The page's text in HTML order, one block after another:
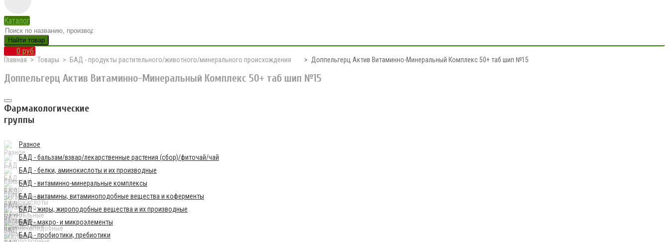
Каталог
Найти товар
0 руб.
Главная Товары БАД - продукты растительного/животного/минерального происхождения Доппельгерц Актив Витаминно-Минеральный Комплекс 50+ таб шип №15
Доппельгерц Актив Витаминно-Минеральный Комплекс 50+ таб шип №15
Фармакологические
группы
Разное
БАД - бальзам/взвар/лекарственные растения (сбор)/фиточай/чай
БАД - белки, аминокислоты и их производные
БАД - витаминно-минеральные комплексы
БАД - витамины, витаминоподобные вещества и коферменты
БАД - жиры, жироподобные вещества и их производные
БАД - макро- и микроэлементы
БАД - пробиотики, пребиотики